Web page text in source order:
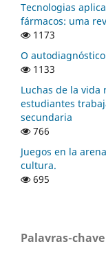
Tecnologias
fármacos: uma
1173
O
1133
Luchas de la vida
estudiantes
secundaria
766
Juegos en la
cultura.
695
Palavras-chave